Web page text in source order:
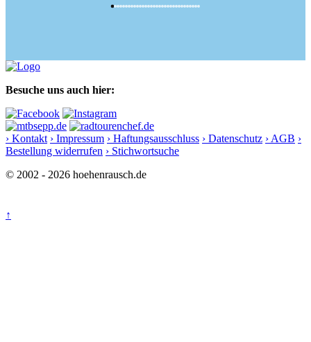
Besuche uns auch hier:
› Kontakt › Impressum › Haftungsausschluss › Datenschutz › AGB ›
Bestellung widerrufen › Stichwortsuche
© 2002 - 2026 hoehenrausch.de
↑